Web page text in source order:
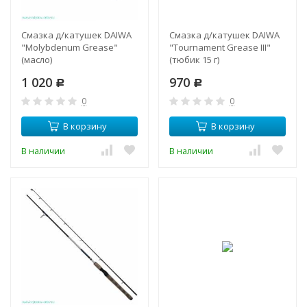
Смазка д/катушек DAIWA
"Molybdenum Grease"
(масло)
1 020 Р
0
В корзину
В наличии
Смазка д/катушек DAIWA
"Tournament Grease III"
(тюбик 15 г)
970 Р
0
В корзину
В наличии